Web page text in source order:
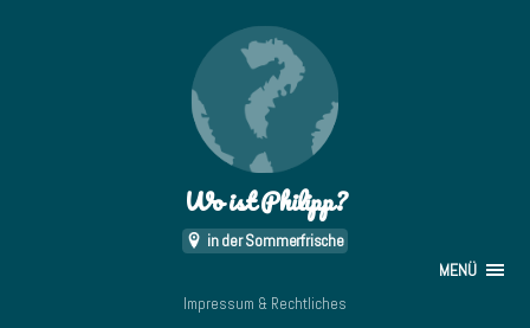
Wo ist Philipp?
in der Sommerfrische
MENÜ
Impressum & Rechtliches